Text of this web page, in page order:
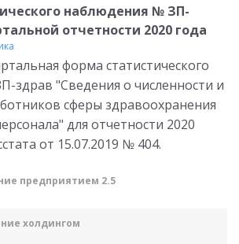
наблюдения № ЗП-
отчетности 2020 года
форма статистического
здрав "Сведения о численности и
сферы здравоохранения
для отчетности 2020
от 15.07.2019 № 404.
предприятием 2.5
холдингом